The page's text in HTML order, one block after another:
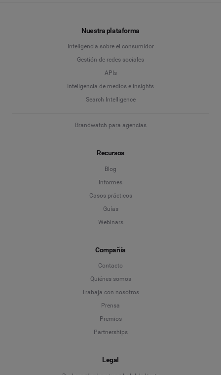
Nuestra plataforma
Inteligencia sobre el consumidor
Gestión de redes sociales
APIs
Inteligencia de medios e insights
Search Intelligence
Brandwatch para agencias
Recursos
Blog
Informes
Casos prácticos
Guías
Webinars
Compañía
Contacto
Quiénes somos
Trabaja con nosotros
Prensa
Premios
Partnerships
Legal